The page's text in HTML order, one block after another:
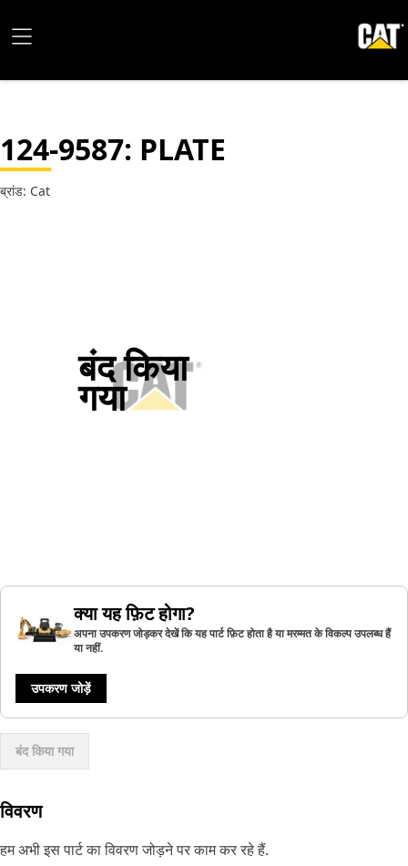
124-9587: PLATE
ब्रांड: Cat
बंद किया
गया
क्या यह फ़िट होगा?
अपना उपकरण जोड़कर देखें कि यह पार्ट फ़िट होता है या मरम्मत के विकल्प उपलब्ध हैं
या नहीं.
उपकरण जोड़ें
बंद किया गया
विवरण
हम अभी इस पार्ट का विवरण जोड़ने पर काम कर रहे हैं.